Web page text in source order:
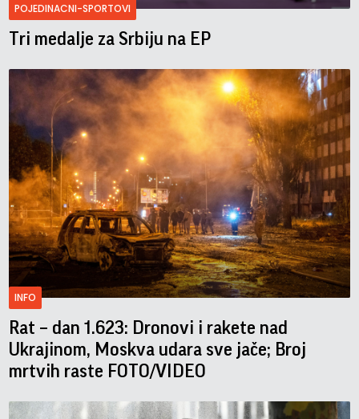
POJEDINACNI-SPORTOVI
Tri medalje za Srbiju na EP
INFO
Rat – dan 1.623: Dronovi i rakete nad
Ukrajinom, Moskva udara sve jače; Broj
mrtvih raste FOTO/VIDEO